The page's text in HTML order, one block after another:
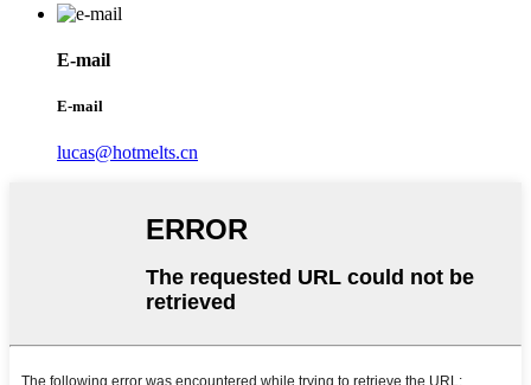
E-mail
E-mail
lucas@hotmelts.cn